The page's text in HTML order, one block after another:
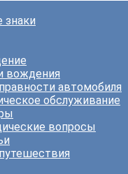
вождения
автомобиля
обслуживание
вопросы